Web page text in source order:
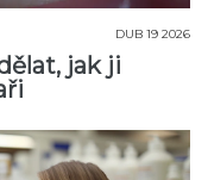
DUB 19 2026
jak ji